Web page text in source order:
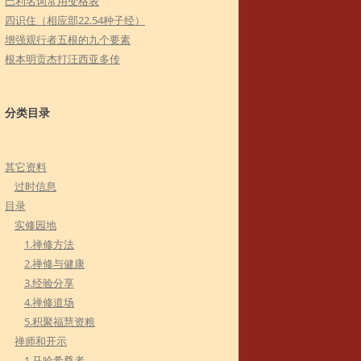
四识住（相应部22.54种子经）
增强观行者五根的九个要素
根本明贡杰打汪西亚多传
分类目录
其它资料
过时信息
目录
实修园地
1.禅修方法
2.禅修与健康
3.经验分享
4.禅修道场
5.积聚福慧资粮
禅师和开示